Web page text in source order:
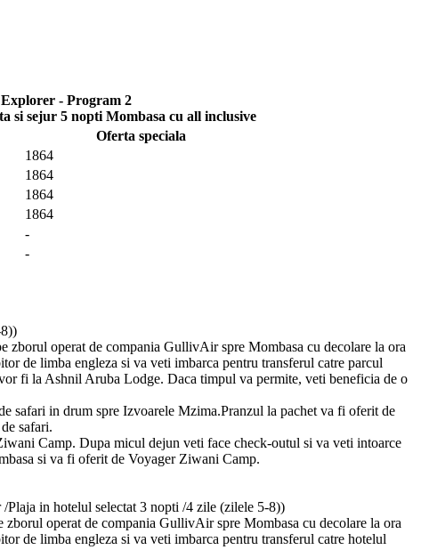
- Program 2
si sejur 5 nopti Mombasa cu all inclusive
Oferta speciala
1864
1864
1864
1864
-
-
zborul operat de compania GullivAir spre Mombasa cu decolare la ora
de limba engleza si va veti imbarca pentru transferul catre parcul
fi la Ashnil Aruba Lodge. Daca timpul va permite, veti beneficia de o
safari in drum spre Izvoarele Mzima.Pranzul la pachet va fi oferit de
safari.
Camp. Dupa micul dejun veti face check-outul si va veti intoarce
si va fi oferit de Voyager Ziwani Camp.
in hotelul selectat 3 nopti /4 zile (zilele 5-8))
operat de compania GullivAir spre Mombasa cu decolare la ora
de limba engleza si va veti imbarca pentru transferul catre hotelul